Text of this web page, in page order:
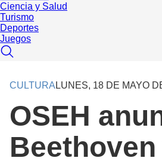
Ciencia y Salud
Turismo
Deportes
Juegos
CULTURA LUNES, 18 DE MAYO
OSEH